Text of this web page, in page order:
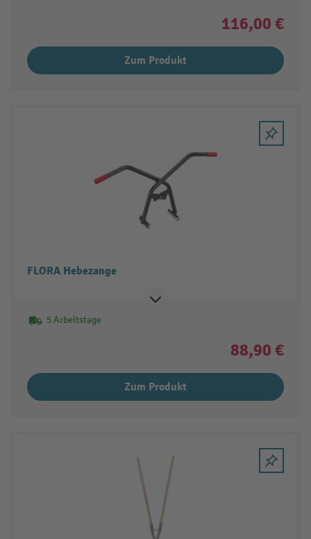
116,00 €
Zum Produkt
FLORA Hebezange
5 Arbeitstage
88,90 €
Zum Produkt